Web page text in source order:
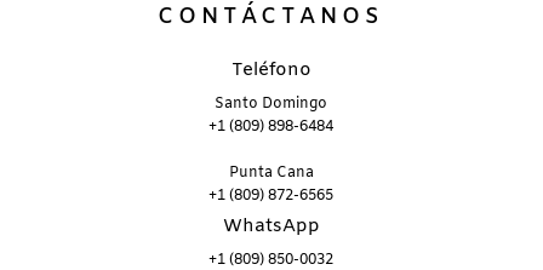
CONTÁCTANOS
Teléfono
Santo Domingo
+1 (809) 898-6484
Punta Cana
+1 (809) 872-6565
WhatsApp
+1 (809) 850-0032